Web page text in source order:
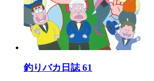
釣りバカ日誌 61